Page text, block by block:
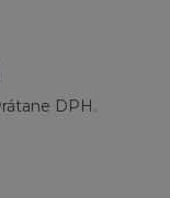
DPH.